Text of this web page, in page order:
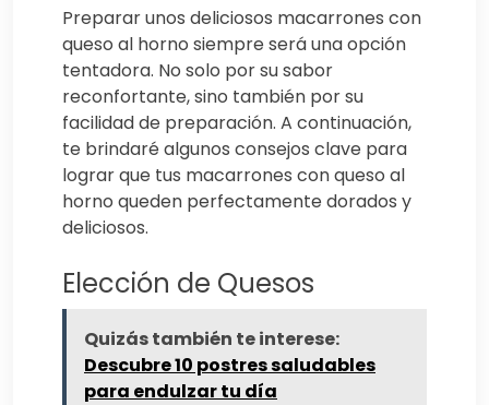
Preparar unos deliciosos macarrones con
queso al horno siempre será una opción
tentadora. No solo por su sabor
reconfortante, sino también por su
facilidad de preparación. A continuación,
te brindaré algunos consejos clave para
lograr que tus macarrones con queso al
horno queden perfectamente dorados y
deliciosos.
Elección de Quesos
Quizás también te interese:
Descubre 10 postres saludables
para endulzar tu día